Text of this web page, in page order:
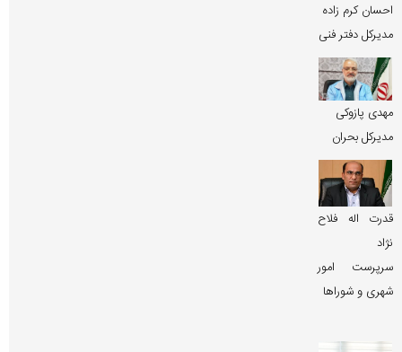
احسان کرم زاده
مدیرکل دفتر فنی
مهدی پازوکی
مدیرکل بحران
قدرت اله فلاح
نژاد
سرپرست امور
شهری و شوراها